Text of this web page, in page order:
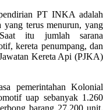
PT INKA adalah
yang terus menurun, yang
itu jumlah sarana
kereta penumpang, dan
Kereta Api (PJKA)
pemerintahan Kolonial
uap sebanyak 1.260
barang 27.200 unit.